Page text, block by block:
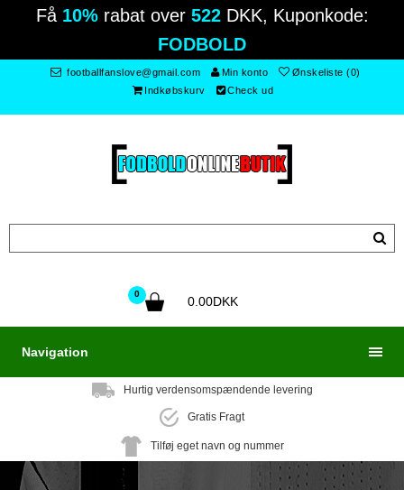
Få 10%rabat over 522DKK, Kuponkode:
FODBOLD
footballfanslove@gmail.com Min konto
Ønskeliste (0)
Indkøbskurv
Check ud
0
0.00DKK
Navigation
Hurtig verdensomspændende levering
Gratis Fragt
Tilføj eget navn og nummer